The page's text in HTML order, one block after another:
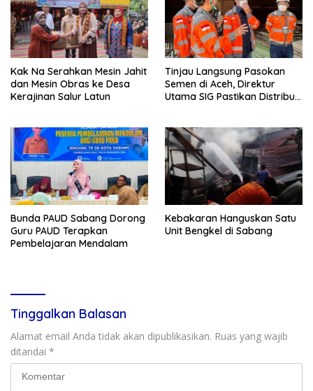
Kak Na Serahkan Mesin Jahit
dan Mesin Obras ke Desa
Kerajinan Salur Latun
Tinjau Langsung Pasokan
Semen di Aceh, Direktur
Utama SIG Pastikan Distribusi
Bunda PAUD Sabang Dorong
Guru PAUD Terapkan
Pembelajaran Mendalam
Kebakaran Hanguskan Satu
Unit Bengkel di Sabang
Tinggalkan Balasan
Alamat email Anda tidak akan dipublikasikan. Ruas yang wajib
ditandai *